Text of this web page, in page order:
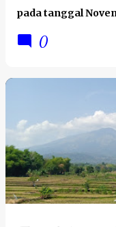
pada tanggal
0